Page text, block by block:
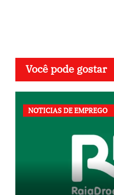
Você pode gostar
NOTICIAS DE EMPREGO